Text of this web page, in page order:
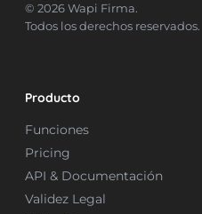
© 2026 Wapi Firma.
Todos los derechos reservados.
Producto
Funciones
Pricing
API & Documentación
Validez Legal